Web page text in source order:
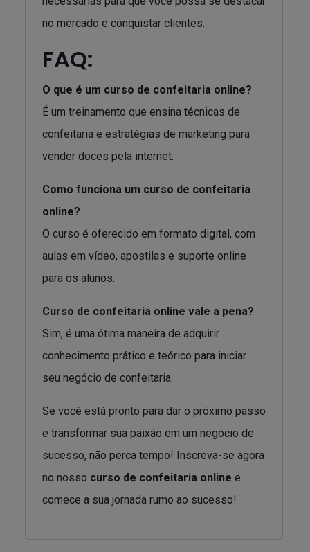
no mercado e conquistar clientes.
FAQ:
O que é um curso de confeitaria online?
É um treinamento que ensina técnicas de
confeitaria e estratégias de marketing para
vender doces pela internet.
Como funciona um curso de confeitaria
online?
O curso é oferecido em formato digital, com
aulas em vídeo, apostilas e suporte online
para os alunos.
Curso de confeitaria online vale a pena?
Sim, é uma ótima maneira de adquirir
conhecimento prático e teórico para iniciar
seu negócio de confeitaria.
Se você está pronto para dar o próximo passo
e transformar sua paixão em um negócio de
sucesso, não perca tempo! Inscreva-se agora
no nosso curso de confeitaria online e
comece a sua jornada rumo ao sucesso!